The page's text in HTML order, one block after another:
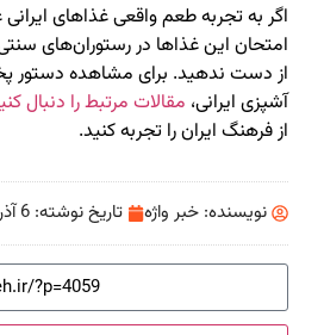
اگر به تجربه طعم واقعی غذاهای
امتحان این غذاها در رستوران‌های
از دست ندهید. برای مشاهده
آشپزی ایرانی، مقالات مرتبط را دنبال
از فرهنگ ایران را تجربه کنید.
نویسنده: خبر واژه تاریخ نوشته: 6 آذر 1404